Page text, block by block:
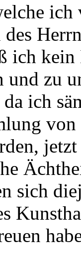
ich
ich kein
und zu
ich
sich